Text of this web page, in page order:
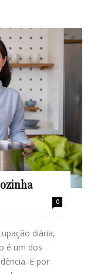
0
diária,
é um dos
E por